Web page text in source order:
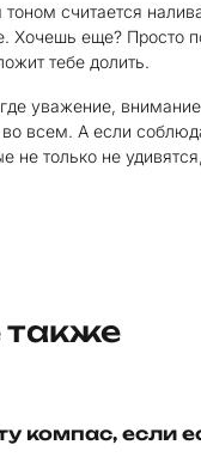
считается
Хочешь еще? Просто
тебе долить.
уважение,
всем. А если
не только не
также
компас, если